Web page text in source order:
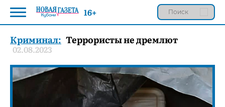
Криминал: Террористы не дремлют
02.08.2023
16+